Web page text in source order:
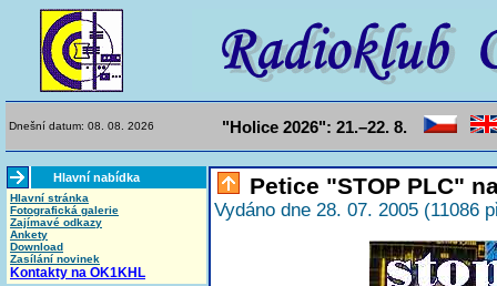
Dnešní datum: 08. 08. 2026 "Holice 2026": 21.–22. 8.
Hlavní nabídka
Hlavní stránka
Fotografická galerie
Zajímavé odkazy
Ankety
Download
Zasílání novinek
Kontakty na OK1KHL
Petice "STOP PLC"
Vydáno dne 28. 07. 2005 (11086